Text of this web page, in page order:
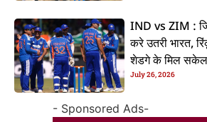
IND vs ZIM :
करे उतरी भारत,
शेडगे के मिल
July 26, 2026
- Sponsored Ads-